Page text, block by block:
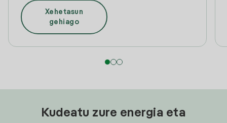
Xehetasun
gehiago
Kudeatu zure energia eta